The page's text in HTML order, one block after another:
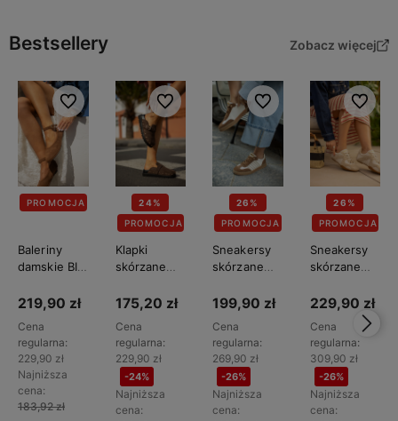
Bestsellery Zobacz więcej
PROMOCJA
Baleriny
damskie BIG
TT274211
219,90 zł
Cena
regularna:
229,90 zł
Najniższa
cena:
183,92 zł
Do ulubionych
24%
PROMOCJA
Klapki
skórzane
STAR
175,20 zł
Cena
regularna:
229,90 zł
-24%
Najniższa
cena:
Do ulubionych
26%
PROMOCJA
Sneakersy
skórzane
STAR
199,90 zł
Cena
regularna:
269,90 zł
-26%
Najniższa
cena:
Do ulubionych
26%
PROMOCJA
Sneakersy
skórzane
STAR
TT274577
229,90 zł
Cena
regularna:
309,90 zł
-26%
Najniższa
cena:
Do